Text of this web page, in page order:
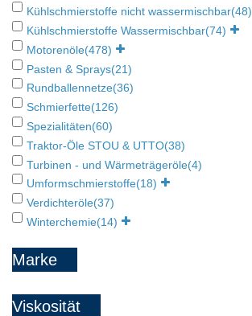
Kühlschmierstoffe nicht wassermischbar(48)
Kühlschmierstoffe Wassermischbar(74)
Motorenöle(478)
Pasten & Sprays(21)
Rundballennetze(36)
Schmierfette(126)
Spezialitäten(60)
Traktor-Öle STOU & UTTO(38)
Turbinen - und Wärmeträgeröle(4)
Umformschmierstoffe(18)
Verdichteröle(37)
Winterchemie(14)
Marke
Viskosität